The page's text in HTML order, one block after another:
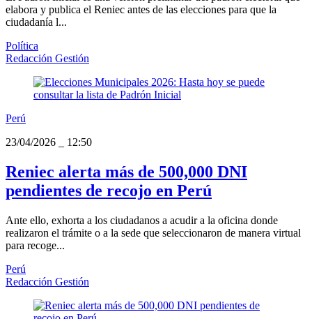
elabora y publica el Reniec antes de las elecciones para que la
ciudadanía l...
Política
Redacción Gestión
Perú
23/04/2026
12:50
Reniec alerta más de 500,000 DNI
pendientes de recojo en Perú
Ante ello, exhorta a los ciudadanos a acudir a la oficina donde
realizaron el trámite o a la sede que seleccionaron de manera virtual
para recoge...
Perú
Redacción Gestión